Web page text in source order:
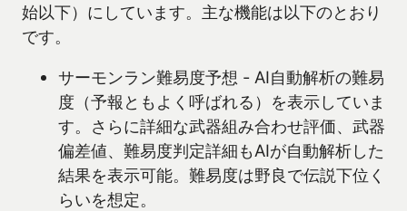
始以下）にしています。主な機能は以下のとおり
です。
サーモンラン難易度予想 - AI自動解析の難易
度（予報ともよく呼ばれる）を表示していま
す。さらに詳細な武器組み合わせ評価、武器
偏差値、難易度判定詳細もAIが自動解析した
結果を表示可能。難易度は野良で伝説下位く
らいを想定。